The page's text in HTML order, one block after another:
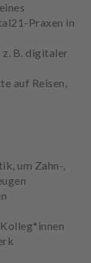
Praxen in
z. B. digitaler
auf Reisen,
, um Zahn-,